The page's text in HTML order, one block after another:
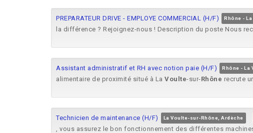
PREPARATEUR DRIVE - EMPLOYE COMMERCIAL (H/F) Rhône -
la différence ? Rejoignez-nous ! Description du poste Nous
Assistant administratif et RH avec notion paie (H/F) Rhône - La
alimentaire de proximité situé à La Voulte-sur-Rhône recrute
Technicien de maintenance (H/F) La Voulte-sur-Rhône, Ardèche
, vous assurez le bon fonctionnement des différentes